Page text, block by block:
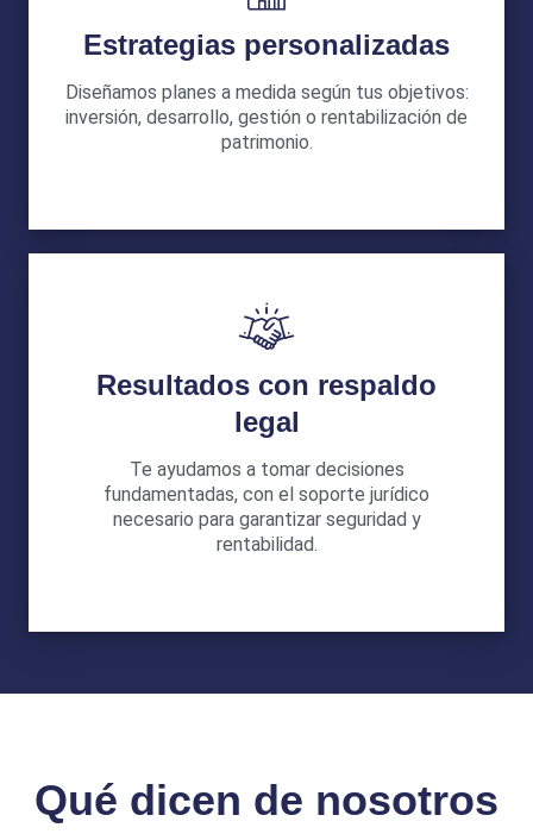
Estrategias personalizadas
Diseñamos planes a medida según tus objetivos:
inversión, desarrollo, gestión o rentabilización de
patrimonio.
Resultados con respaldo
legal
Te ayudamos a tomar decisiones
fundamentadas, con el soporte jurídico
necesario para garantizar seguridad y
rentabilidad.
Qué dicen de nosotros